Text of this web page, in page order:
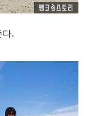
다.